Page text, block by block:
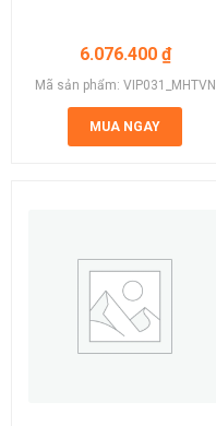
6.076.400 ₫
Mã sản phẩm: VIP031_MHTVN
MUA NGAY